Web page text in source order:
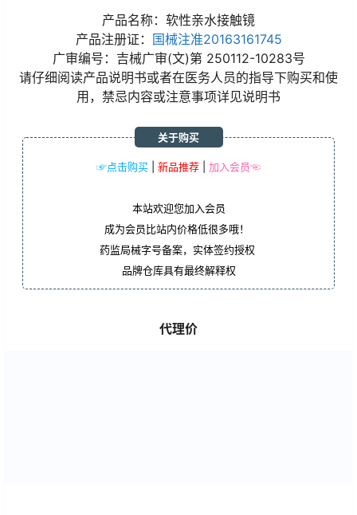
产品名称：软性亲水接触镜
产品注册证：
国械注准20163161745
广审编号：吉械广审(文)第 250112-10283号
请仔细阅读产品说明书或者在医务人员的指导下购买和使
用，禁忌内容或注意事项详见说明书
☞点击购买 新品推荐 加入会员☜
关于购买
本站欢迎您加入会员
成为会员比站内价格低很多哦！
药监局械字号备案，实体签约授权
品牌仓库具有最终解释权
代理价